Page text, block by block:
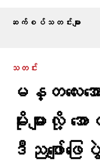
ဆက်စပ်သတင်းများ
သတင်း
မန္တလေး
မိုးများ
ဒီညဖျော်ဖ